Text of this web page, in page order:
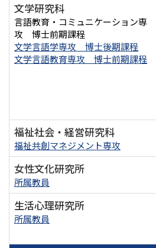
文学研究科
言語教育・コミュニケーション専
攻 博士前期課程
文学言語学専攻 博士後期課程
文学言語教育専攻 博士前期課程
福祉社会・経営研究科
福祉共創マネジメント専攻
女性文化研究所
所属教員
生活心理研究所
所属教員